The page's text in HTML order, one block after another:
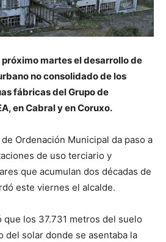
próximo martes el desarrollo de
no consolidado de los
fábricas del Grupo de
en Cabral y en Coruxo.
Ordenación Municipal da paso a
de uso terciario y
que acumulan dos décadas de
este viernes el alcalde.
los 37.731 metros del suelo
del solar donde se asentaba la